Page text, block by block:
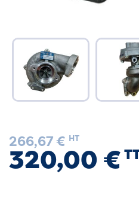
266,67 € HT
320,00 €